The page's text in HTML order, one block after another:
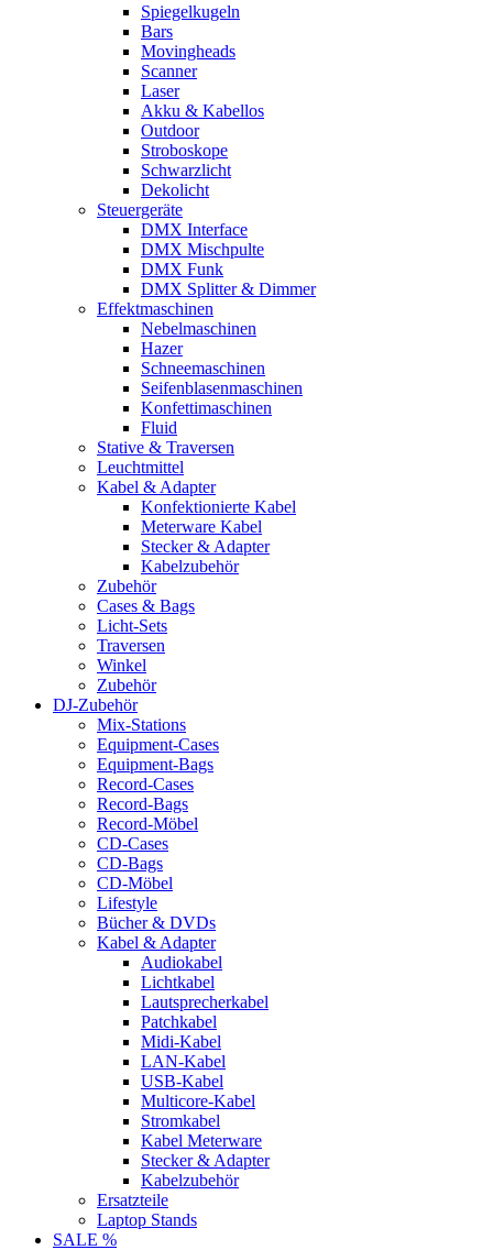
Spiegelkugeln
Bars
Movingheads
Scanner
Laser
Akku & Kabellos
Outdoor
Stroboskope
Schwarzlicht
Dekolicht
Steuergeräte
DMX Interface
DMX Mischpulte
DMX Funk
DMX Splitter & Dimmer
Effektmaschinen
Nebelmaschinen
Hazer
Schneemaschinen
Seifenblasenmaschinen
Konfettimaschinen
Fluid
Stative & Traversen
Leuchtmittel
Kabel & Adapter
Konfektionierte Kabel
Meterware Kabel
Stecker & Adapter
Kabelzubehör
Zubehör
Cases & Bags
Licht-Sets
Traversen
Winkel
Zubehör
DJ-Zubehör
Mix-Stations
Equipment-Cases
Equipment-Bags
Record-Cases
Record-Bags
Record-Möbel
CD-Cases
CD-Bags
CD-Möbel
Lifestyle
Bücher & DVDs
Kabel & Adapter
Audiokabel
Lichtkabel
Lautsprecherkabel
Patchkabel
Midi-Kabel
LAN-Kabel
USB-Kabel
Multicore-Kabel
Stromkabel
Kabel Meterware
Stecker & Adapter
Kabelzubehör
Ersatzteile
Laptop Stands
SALE %